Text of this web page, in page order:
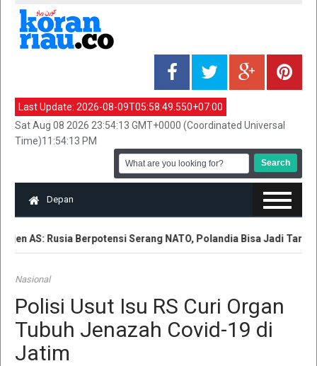
Last Update: 2026-08-09T05:58:49.550+07:00
Sat Aug 08 2026 23:54:13 GMT+0000 (Coordinated Universal
Time)11:54:13 PM
Depan
AS: Rusia Berpotensi Serang NATO, Polandia Bisa Jadi Target
Nasional
Polisi Usut Isu RS Curi Organ
Tubuh Jenazah Covid-19 di
Jatim